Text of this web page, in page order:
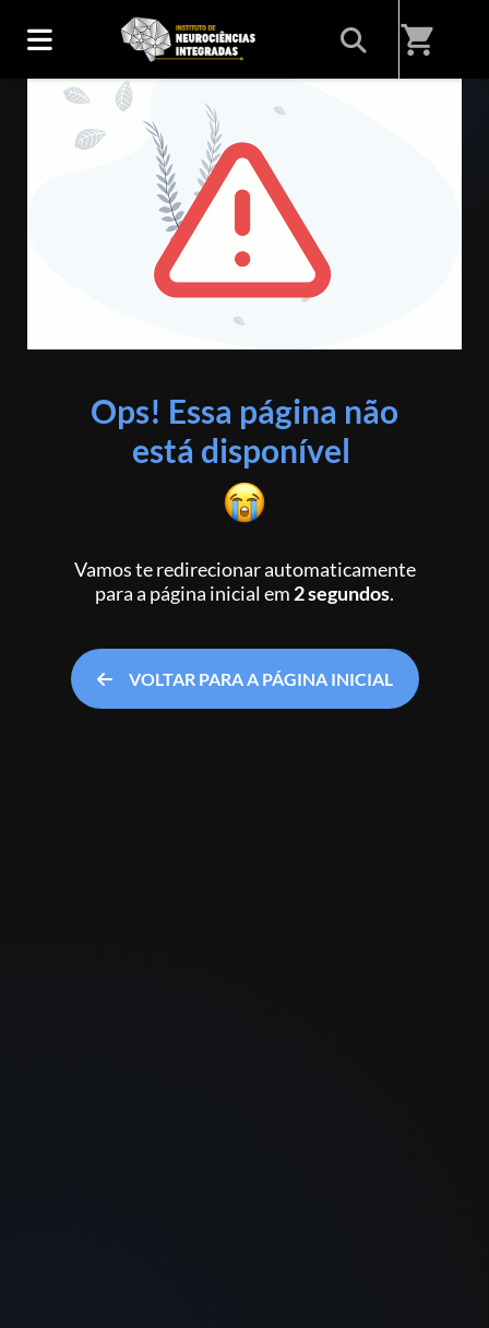
shopping_cart
ERRO 404
Ops! Essa página não
está disponível
Vamos te redirecionar automaticamente
para a página inicial em 2 segundos.
VOLTAR PARA A PÁGINA INICIAL